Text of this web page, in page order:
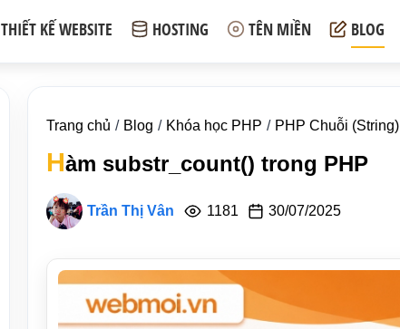
THIẾT KẾ WEBSITE HOSTING TÊN MIỀN BLOG
Trang chủ Blog Khóa học PHP PHP Chuỗi (String)
Hàm substr_count() trong PHP
Trần Thị Vân 1181 30/07/2025